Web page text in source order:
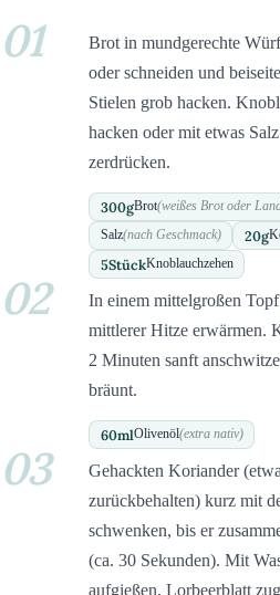
01
Brot in mundgerechte
oder schneiden und
Stielen grob hacken.
hacken oder mit etwas
zerdrücken.
300gBrot(weißes Brot oder
Salz(nach Geschmack) 20g
5StückKnoblauchzehen
02
In einem mittelgroßen
mittlerer Hitze erwärmen.
2 Minuten sanft
bräunt.
60mlOlivenöl(extra nativ)
03
Gehackten Koriander
zurückbehalten) kurz mit
schwenken, bis er
(ca. 30 Sekunden). Mit
aufgießen, Lorbeerblatt